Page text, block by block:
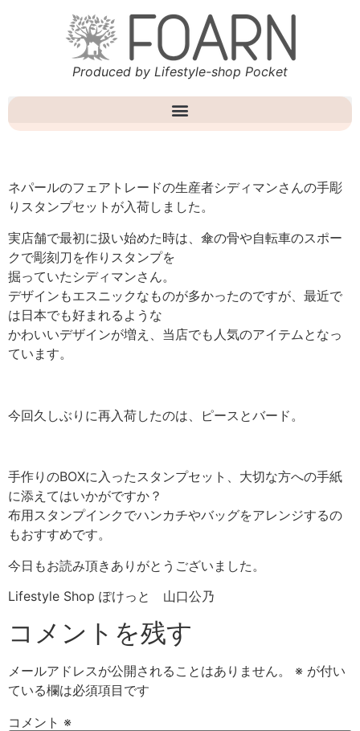
Produced by Lifestyle-shop Pocket
ネパールのフェアトレードの生産者シディマンさんの手彫
りスタンプセットが入荷しました。
実店舗で最初に扱い始めた時は、傘の骨や自転車のスポー
クで彫刻刀を作りスタンプを
掘っていたシディマンさん。
デザインもエスニックなものが多かったのですが、最近で
は日本でも好まれるような
かわいいデザインが増え、当店でも人気のアイテムとなっ
ています。
今回久しぶりに再入荷したのは、ピースとバード。
手作りのBOXに入ったスタンプセット、大切な方への手紙
に添えてはいかがですか？
布用スタンプインクでハンカチやバッグをアレンジするの
もおすすめです。
今日もお読み頂きありがとうございました。
Lifestyle Shop ぽけっと 山口公乃
コメントを残す
メールアドレスが公開されることはありません。 ※ が付い
ている欄は必須項目です
コメント ※